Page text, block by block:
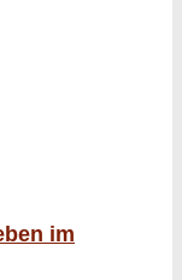
im